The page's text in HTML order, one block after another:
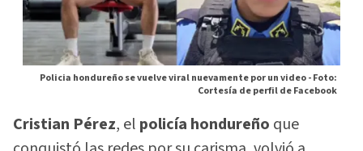
Policia hondureño se vuelve viral nuevamente por un video -Foto:
Cortesía de perfil de Facebook
Cristian Pérez, el policía hondureño que